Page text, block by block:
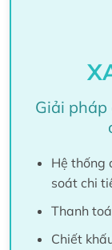
Giải
Hệ thống
soát chi
Thanh
Chiết